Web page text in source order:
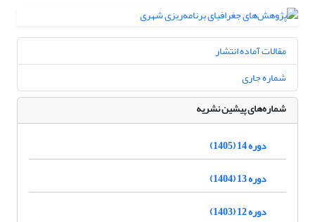
مقالات آماده انتشار
شماره جاری
شماره‌های پیشین نشریه
دوره 14 (1405)
دوره 13 (1404)
دوره 12 (1403)